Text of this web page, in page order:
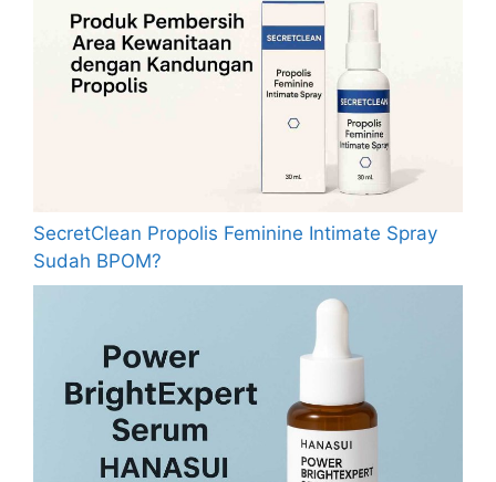
SecretClean Propolis Feminine Intimate Spray
Sudah BPOM?